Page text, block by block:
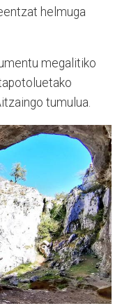
helmuga
megalitiko
tumulua.